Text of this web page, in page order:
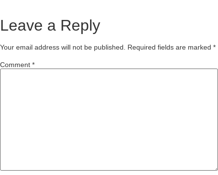
Leave a Reply
Your email address will not be published. Required fields are marked *
Comment *